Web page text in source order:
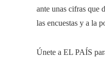
ante unas cifras que
las encuestas y a la
Únete a EL PAÍS